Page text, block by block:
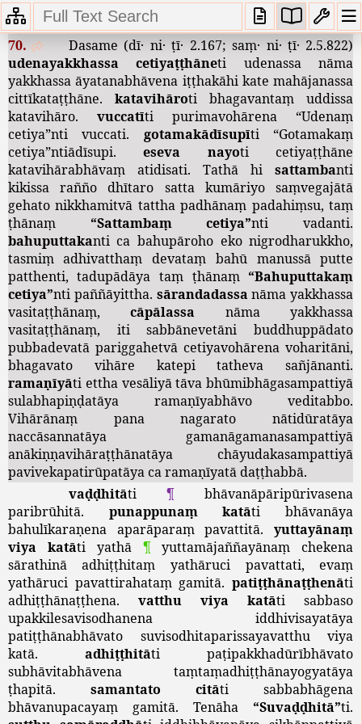
10. Bhūmicālasuttavaṇṇanā
70. Dasame (dī· ni·ṭī· 2.167;saṃ· ni· ṭī· 2.5.822)
udenayakkhassa
cetiyaṭṭhāneti udenassa
nāma
yakkhassa āyatanabhāvena iṭṭhakāhi kate mahājanassa
cittīkataṭṭhāne. katavihāroti bhagavantaṃ
uddissa
katavihāro. vuccatīti purimavohārena “Udenaṃ
cetiya”nti vuccati. gotamakādīsupīti“Gotamakaṃ
cetiya”ntiādīsupi.eseva nayoti
cetiyaṭṭhāne
katavihārabhāvaṃ
atidisati. Tathā hi sattambanti
kikissa
rañño dhītaro satta kumāriyo
saṃvegajātā
gehato nikkhamitvā tattha padhānaṃ padahiṃsu,taṃ
ṭhānaṃ
“Sattambaṃ cetiya”nti vadanti.
bahuputtakanti ca bahupāroho eko nigrodharukkho,
tasmiṃ adhivatthaṃ devataṃ bahū manussā putte
patthenti,tadupādāya taṃ ṭhānaṃ “Bahuputtakaṃ
cetiya”nti paññāyittha. sārandadassa nāma yakkhassa
vasitaṭṭhānaṃ,cāpālassa nāma
yakkhassa
vasitaṭṭhānaṃ, iti sabbānevetāni
buddhuppādato
pubbadevatā pariggahetvā cetiyavohārena voharitāni,
bhagavato
vihāre katepi tatheva sañjānanti.
ramaṇīyāti ettha vesāliyā tāva bhūmibhāgasampattiyā
sulabhapiṇḍatāya
ramaṇīyabhāvo veditabbo.
Vihārānaṃ
pana nagarato
nātidūratāya
naccāsannatāya
gamanāgamanasampattiyā
anākiṇṇavihāraṭṭhānatāya
chāyudakasampattiyā
pavivekapatirūpatāya ca ramaṇīyatā daṭṭhabbā.
vaḍḍhitāti ¶
bhāvanāpāripūrivasena
paribrūhitā. punappunaṃ katāti
bhāvanāya
bahulīkaraṇena
aparāparaṃ pavattitā.yuttayānaṃ
viya
katāti yathā ¶ yuttamājaññayānaṃ
chekena
sārathinā
adhiṭṭhitaṃ yathāruci pavattati,evaṃ
yathāruci pavattirahataṃ gamitā.patiṭṭhānaṭṭhenāti
adhiṭṭhānaṭṭhena. vatthu viya katāti
sabbaso
upakkilesavisodhanena
iddhivisayatāya
patiṭṭhānabhāvato
suvisodhitaparissayavatthu
viya
katā. adhiṭṭhitāti
paṭipakkhadūrībhāvato
subhāvitabhāvena
taṃtaṃadhiṭṭhānayogyatāya
ṭhapitā. samantato citāti
sabbabhāgena
bhāvanupacayaṃ
gamitā.Tenāha “Suvaḍḍhitā”ti.